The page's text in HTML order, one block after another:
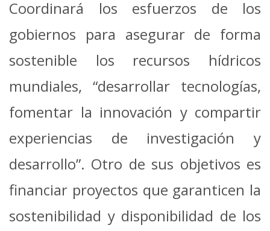
Coordinará los esfuerzos de los
gobiernos para asegurar de forma
sostenible los recursos hídricos
mundiales, “desarrollar tecnologías,
fomentar la innovación y compartir
experiencias de investigación y
desarrollo”. Otro de sus objetivos es
financiar proyectos que garanticen la
sostenibilidad y disponibilidad de los